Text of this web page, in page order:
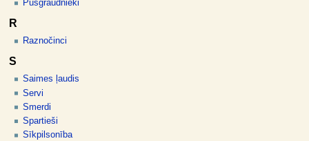
Pusgraudnieki
R
Raznočinci
S
Saimes ļaudis
Servi
Smerdi
Spartieši
Sīkpilsonība